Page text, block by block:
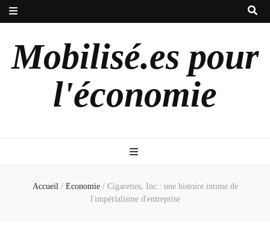
Mobilisé.es pour
l'économie
Accueil / Economie / Cigarettes, Inc.: une histoire intime de
l'impérialisme d'entreprise